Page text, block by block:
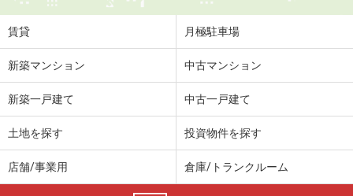
賃貸 月極駐車場
新築マンション 中古マンション
新築一戸建て 中古一戸建て
土地を探す 投資物件を探す
店舗/事業用 倉庫/トランクルーム